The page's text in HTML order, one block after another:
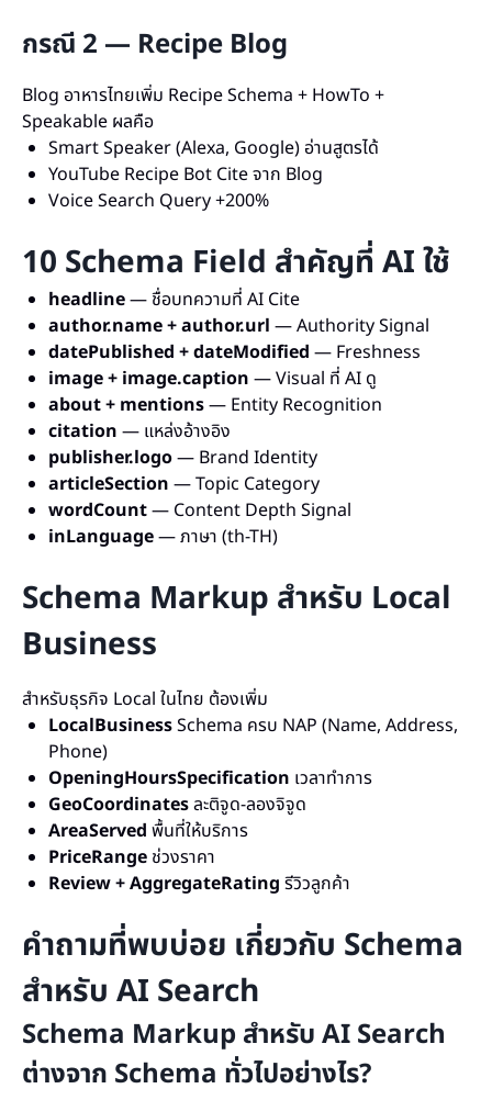
กรณี 2 — Recipe Blog
Blog อาหารไทยเพิ่ม Recipe Schema + HowTo +
Speakable ผลคือ
Smart Speaker (Alexa, Google) อ่านสูตรได้
YouTube Recipe Bot Cite จาก Blog
Voice Search Query +200%
10 Schema Field สำคัญที่ AI ใช้
headline— ชื่อบทความที่ AI Cite
author.name + author.url — Authority Signal
datePublished + dateModified — Freshness
image + image.caption — Visual ที่ AI ดู
about + mentions— Entity Recognition
citation — แหล่งอ้างอิง
publisher.logo— Brand Identity
articleSection — Topic Category
wordCount— Content Depth Signal
inLanguage— ภาษา (th-TH)
Schema Markup สำหรับ Local
Business
สำหรับธุรกิจ Local ในไทย ต้องเพิ่ม
LocalBusinessSchema ครบ NAP (Name, Address,
Phone)
OpeningHoursSpecification เวลาทำการ
GeoCoordinatesละติจูด-ลองจิจูด
AreaServed พื้นที่ให้บริการ
PriceRange ช่วงราคา
Review + AggregateRating รีวิวลูกค้า
คำถามที่พบบ่อย เกี่ยวกับ Schema
สำหรับ AI Search
Schema Markup สำหรับ AI Search
ต่างจาก Schema ทั่วไปอย่างไร?